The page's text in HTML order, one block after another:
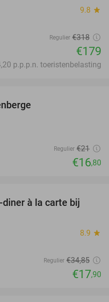
9.8 star
Regulier €318
€179
p.p.p.n. toeristenbelasting
Regulier €21
€16,80
49%
à la carte bij
8.9 star
Regulier €34,85
€17,90